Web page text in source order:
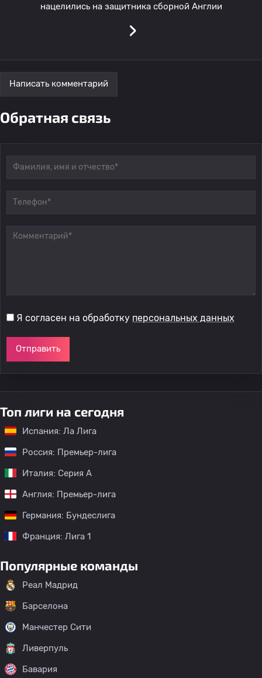
нацелились на защитника сборной Англии
›
Написать комментарий
Обратная связь
Я согласен на обработку персональных данных
Отправить
Топ лиги на сегодня
Испания: Ла Лига
Россия: Премьер-лига
Италия: Серия А
Англия: Премьер-лига
Германия: Бундеслига
Франция: Лига 1
Популярные команды
Реал Мадрид
Барселона
Манчестер Сити
Ливерпуль
Бавария